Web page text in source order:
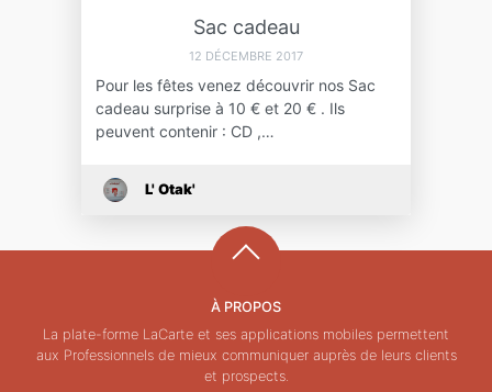
Sac cadeau
12 DÉCEMBRE 2017
Pour les fêtes venez découvrir nos Sac
cadeau surprise à 10 € et 20 € . Ils
peuvent contenir : CD ,…
L' Otak'
À PROPOS
La plate-forme LaCarte et ses applications mobiles permettent
aux Professionnels de mieux communiquer auprès de leurs clients
et prospects.